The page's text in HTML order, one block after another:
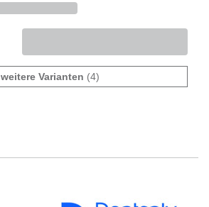
weitere Varianten (4)